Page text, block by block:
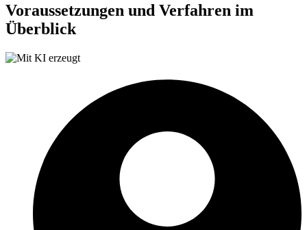
Voraussetzungen und Verfahren im
Überblick